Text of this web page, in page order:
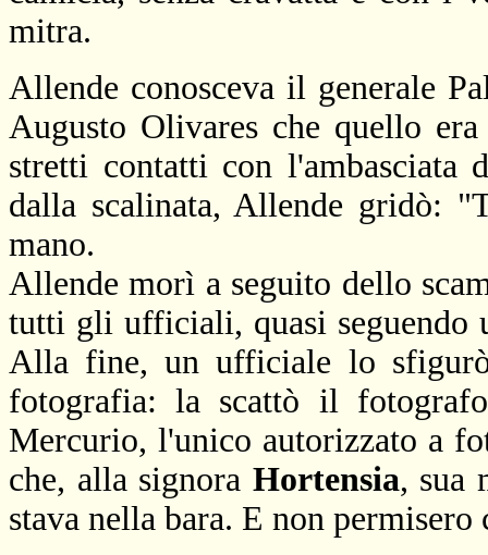
mitra.
Allende conosceva il generale
Augusto Olivares che quello
stretti contatti con
dalla scalinata, Allende gridò:
mano.
Allende morì a seguito dello
tutti gli ufficiali, quasi seguendo
Alla fine, un ufficiale lo
fotografia: la scattò il
Mercurio, l'unico autorizzato a
che, alla signora Hortensia, sua
stava nella bara. E non